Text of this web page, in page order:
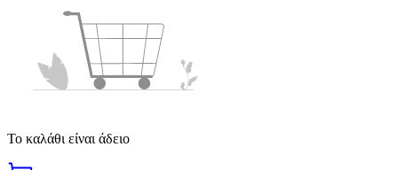
Το καλάθι είναι άδειο